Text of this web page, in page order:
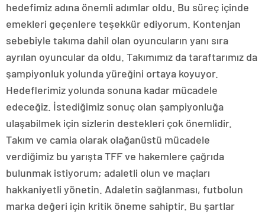
hedefimiz adına önemli adımlar oldu. Bu süreç içinde
emekleri geçenlere teşekkür ediyorum. Kontenjan
sebebiyle takıma dahil olan oyuncuların yanı sıra
ayrılan oyuncular da oldu. Takımımız da taraftarımız da
şampiyonluk yolunda yüreğini ortaya koyuyor.
Hedeflerimiz yolunda sonuna kadar mücadele
edeceğiz. İstediğimiz sonuç olan şampiyonluğa
ulaşabilmek için sizlerin destekleri çok önemlidir.
Takım ve camia olarak olağanüstü mücadele
verdiğimiz bu yarışta TFF ve hakemlere çağrıda
bulunmak istiyorum; adaletli olun ve maçları
hakkaniyetli yönetin. Adaletin sağlanması, futbolun
marka değeri için kritik öneme sahiptir. Bu şartlar